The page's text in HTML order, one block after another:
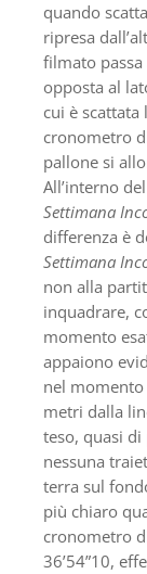
quando
ripresa
filmato
opposta al
cui è
cronometro
pallone si
All’interno
Settimana
differenza è
Settimana
non alla
inquadrare,
momento
appaiono
nel
metri dalla
teso, quasi
nessuna
terra sul
più chiaro
cronometro
36’54”10,